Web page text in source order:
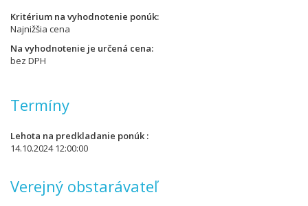
Kritérium na vyhodnotenie ponúk
Najnižšia cena
Na vyhodnotenie je určená cena
bez DPH
Termíny
Lehota na predkladanie ponúk
14.10.2024 12:00:00
Verejný obstarávateľ